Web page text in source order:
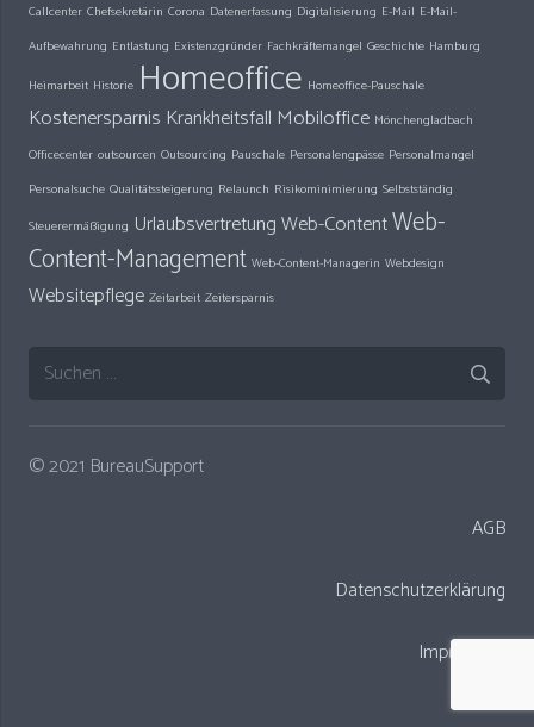
Callcenter Chefsekretärin Corona Datenerfassung Digitalisierung E-Mail E-Mail-
Aufbewahrung Entlastung Existenzgründer Fachkräftemangel Geschichte Hamburg
Heimarbeit Historie Homeoffice Homeoffice-Pauschale
Kostenersparnis Krankheitsfall Mobiloffice Mönchengladbach
Officecenter outsourcen Outsourcing Pauschale Personalengpässe Personalmangel
Personalsuche Qualitätssteigerung Relaunch Risikominimierung Selbstständig
Steuerermäßigung UrlaubsvertretungWeb-ContentWeb-
Content-Management Web-Content-Managerin Webdesign
Websitepflege Zeitarbeit Zeitersparnis
Suchen
© 2021 BureauSupport
AGB
Datenschutzerklärung
Impressum